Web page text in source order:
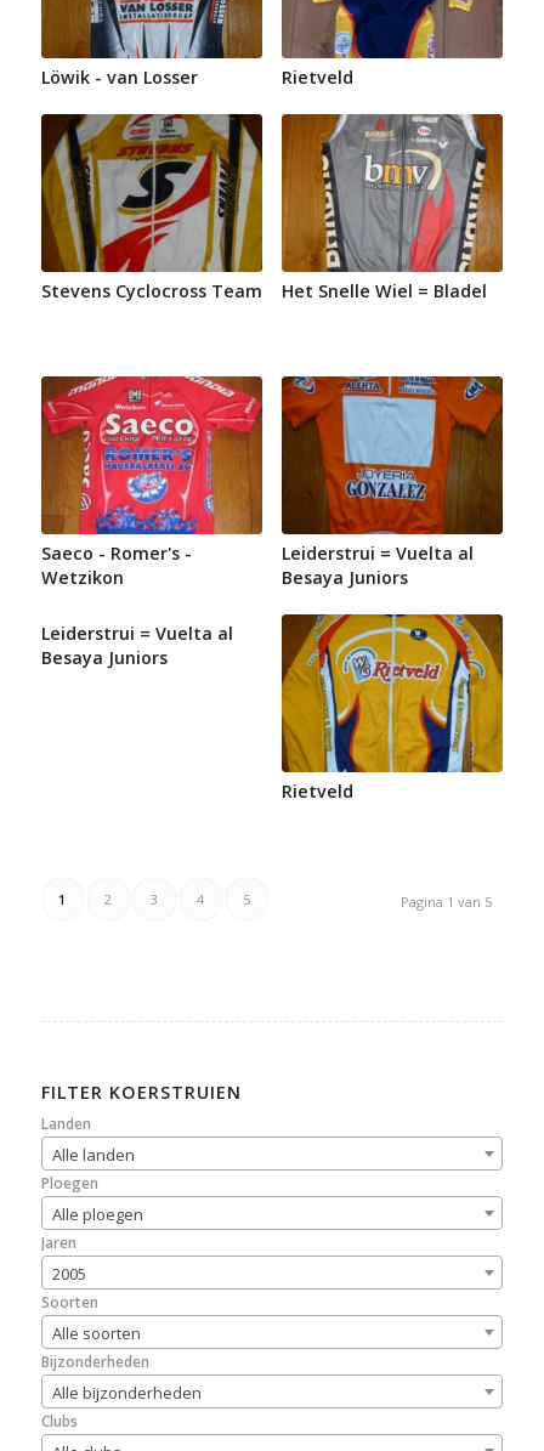
Löwik - van Losser Rietveld
Stevens Cyclocross Team Het Snelle Wiel = Bladel
Saeco - Romer's -
Wetzikon
Leiderstrui = Vuelta al
Besaya Juniors
Leiderstrui = Vuelta al
Besaya Juniors
Rietveld
Pagina 1 van 5
1 2 3 4 5
FILTER KOERSTRUIEN
Landen
Alle landen
Ploegen
Alle ploegen
Jaren
2005
Soorten
Alle soorten
Bijzonderheden
Alle bijzonderheden
Clubs